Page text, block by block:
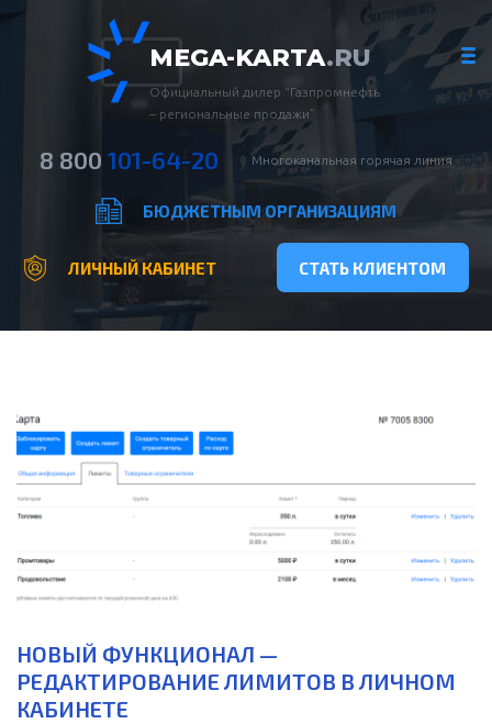
MEGA-KARTA.RU
Официальный дилер “Газпромнефть
– региональные продажи”
8 800 101-64-20 Многоканальная горячая линия
БЮДЖЕТНЫМ ОРГАНИЗАЦИЯМ
ЛИЧНЫЙ КАБИНЕТ СТАТЬ КЛИЕНТОМ
НОВЫЙ ФУНКЦИОНАЛ —
РЕДАКТИРОВАНИЕ ЛИМИТОВ В ЛИЧНОМ
КАБИНЕТЕ